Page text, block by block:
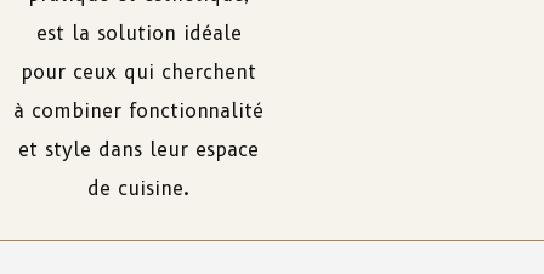
est la solution idéale
pour ceux qui cherchent
à combiner fonctionnalité
et style dans leur espace
de cuisine.